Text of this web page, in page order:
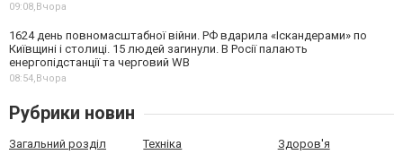
09:08,Вчора
1624 день повномасштабної війни. РФ вдарила «Іскандерами» по
Київщині і столиці. 15 людей загинули. В Росії палають
енергопідстанції та черговий WB
08:54,Вчора
Рубрики новин
Загальний розділ Техніка Здоров'я